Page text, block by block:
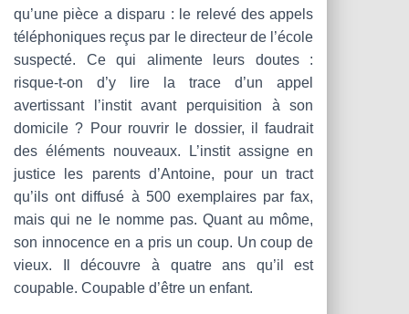
qu’une pièce a disparu : le relevé des appels
téléphoniques reçus par le directeur de l’école
suspecté. Ce qui alimente leurs doutes :
risque-t-on d’y lire la trace d’un appel
avertissant l’instit avant perquisition à son
domicile ? Pour rouvrir le dossier, il faudrait
des éléments nouveaux. L’instit assigne en
justice les parents d’Antoine, pour un tract
qu’ils ont diffusé à 500 exemplaires par fax,
mais qui ne le nomme pas. Quant au môme,
son innocence en a pris un coup. Un coup de
vieux. Il découvre à quatre ans qu’il est
coupable. Coupable d’être un enfant.